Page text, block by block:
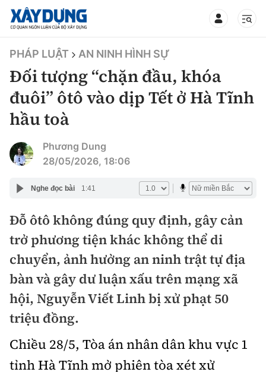
TIN BỘ XÂY DỰNG
CHUYÊN MỤC
Mới nhất
Thời sự
Chính trị
Xã hội
Chuyện dọc đường
Cải chính
Xây dựng
Chỉ đạo điều hành
Quy hoạch kiến trúc
Vật liệu xây dựng
Giám định chất lượng
Giao thông
Quản lý
Đường bộ
Hàng không
Kinh tế
Thị trường
Tài chính
Pháp luật
Thanh tra
An toàn giao thông
PHÁP LUẬT AN NINH HÌNH SỰ
Đối tượng “chặn đầu, khóa
đuôi” ôtô vào dịp Tết ở Hà Tĩnh
hầu toà
Phương Dung
28/05/2026, 18:06
Nghe đọc bài 1:41
Đỗ ôtô không đúng quy định, gây cản
trở phương tiện khác không thể di
chuyển, ảnh hưởng an ninh trật tự địa
bàn và gây dư luận xấu trên mạng xã
hội, Nguyễn Viết Linh bị xử phạt 50
triệu đồng.
Chiều 28/5, Tòa án nhân dân khu vực 1
tỉnh Hà Tĩnh mở phiên tòa xét xử